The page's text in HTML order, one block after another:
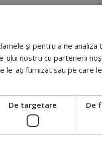
în comerțul
și pentru a ne analiza
ului nostru cu partenerii
le-ați furnizat sau pe care
De targetare De